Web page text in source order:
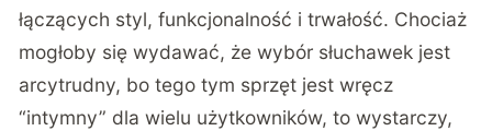
łączących styl, funkcjonalność i trwałość. Chociaż
mogłoby się wydawać, że wybór słuchawek jest
arcytrudny, bo tego tym sprzęt jest wręcz
“intymny” dla wielu użytkowników, to wystarczy,